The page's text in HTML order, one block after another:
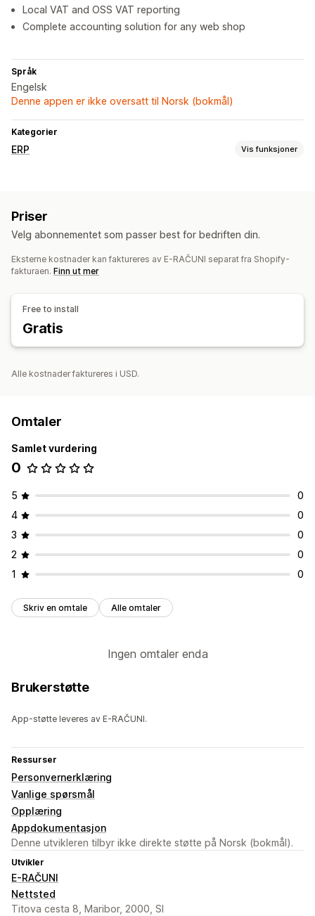
Local VAT and OSS VAT reporting
Complete accounting solution for any web shop
Språk
Engelsk
Denne appen er ikke oversatt til Norsk (bokmål)
Kategorier
ERP Vis funksjoner
Automatisert oppfyllelse
Massebehandling Bestillingsredigering
Statusoppdateringer
Bestillingssynkronisering
Kundekontoer
Utløpsdatoer
Kostnadsstyring
Rapportering
Hovedbok
Avgiftsberegning
Priser
Velg abonnementet som passer best for bedriften din.
Eksterne kostnader kan faktureres av E-RAČUNI separat fra Shopify-
fakturaen. Finn ut mer
Free to install
Gratis
Alle kostnader faktureres i USD.
Omtaler
Samlet vurdering
0
5
0
4
0
3
0
2
0
1
0
Skriv en omtale Alle omtaler
Ingen omtaler enda
Brukerstøtte
App-støtte leveres av E-RAČUNI.
Ressurser
Personvernerklæring
Vanlige spørsmål
Opplæring
Appdokumentasjon
Denne utvikleren tilbyr ikke direkte støtte på Norsk (bokmål).
Utvikler
E-RAČUNI
Nettsted
Titova cesta 8, Maribor, 2000, SI